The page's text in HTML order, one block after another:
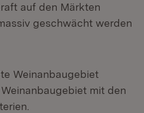
auf den Märkten
geschwächt werden
Weinanbaugebiet
mit den